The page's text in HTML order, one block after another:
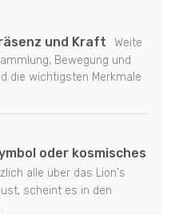
und Kraft
Weite
Bewegung und
die wichtigsten Merkmale
oder kosmisches
alle über das Lion's
scheint es in den